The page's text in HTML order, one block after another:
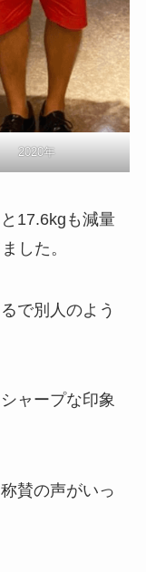
2020年
17.6kgも減量
した。
で別人のよう
ャープな印象
賛の声がいっ